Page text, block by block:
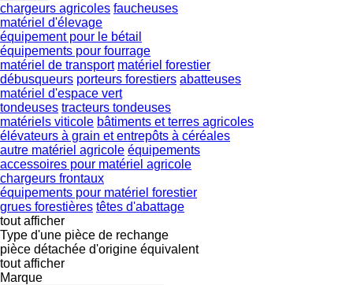
chargeurs agricoles faucheuses
matériel d'élevage
équipement pour le bétail
équipements pour fourrage
matériel de transport matériel forestier
débusqueurs porteurs forestiers abatteuses
matériel d'espace vert
tondeuses tracteurs tondeuses
matériels viticole bâtiments et terres agricoles
élévateurs à grain et entrepôts à céréales
autre matériel agricole équipements
accessoires pour matériel agricole
chargeurs frontaux
équipements pour matériel forestier
grues forestières têtes d'abattage
tout afficher
Type d'une pièce de rechange
pièce détachée d'origine équivalent
tout afficher
Marque